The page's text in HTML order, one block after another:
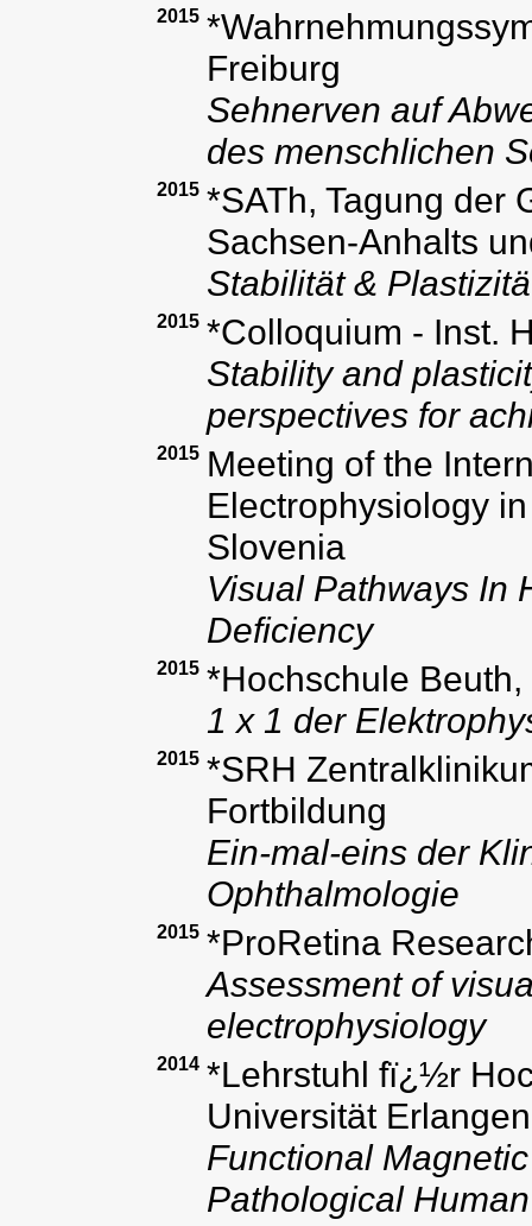
2015
Freiburg
Sehnerven auf
des menschlichen
2015 *SATh, Tagung der
Sachsen-Anhalts
Stabilität &
2015 *Colloquium - Inst.
Stability and
perspectives for
2015 Meeting of the
Electrophysiology
Slovenia
Visual Pathways In
Deficiency
2015 *Hochschule
1 x 1 der
2015 *SRH
Fortbildung
Ein-mal-eins der
Ophthalmologie
2015 *ProRetina
Assessment of
electrophysiology
2014 *Lehrstuhl fï¿½r
Universität
Functional
Pathological